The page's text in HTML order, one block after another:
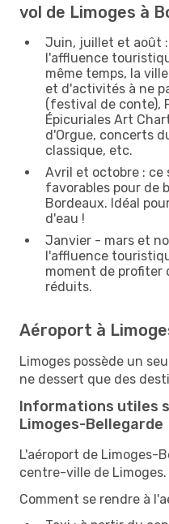
vol de Limoges à
Juin, juillet et août
l'affluence
même temps, la
et d'activités à ne
(festival de conte),
Épicuriales Art
d'Orgue, concerts
classique, etc.
Avril et octobre : ce
favorables pour de
Bordeaux. Idéal
d'eau !
Janvier - mars et
l'affluence
moment de profiter
réduits.
Aéroport à
Limoges possède un
ne dessert que des
Informations utiles
Limoges-Bellegarde
L'aéroport de Limoges-
centre-ville de Limoges.
Comment se rendre à